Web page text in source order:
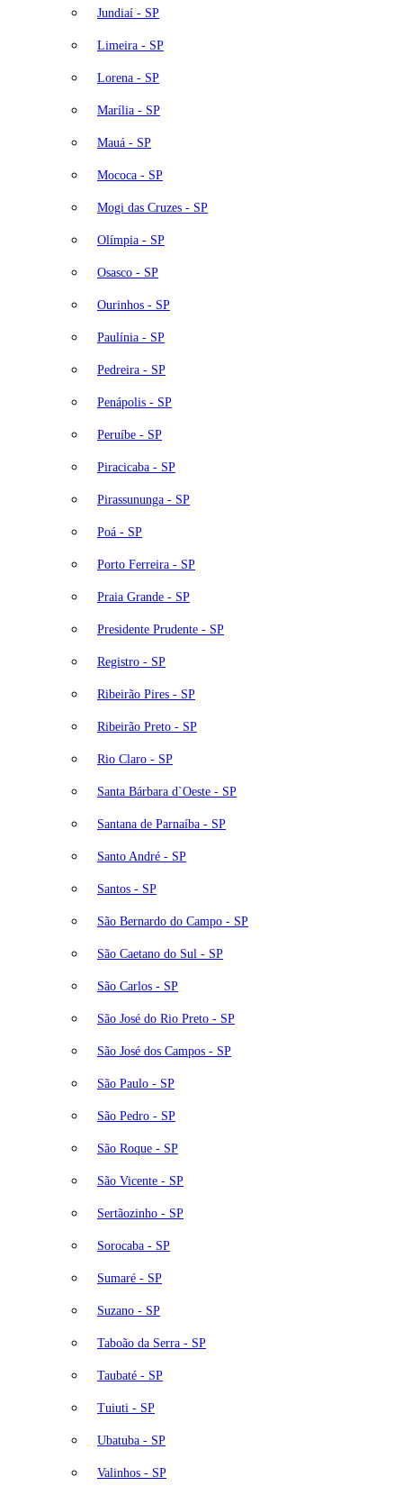
Jundiaí - SP
Limeira - SP
Lorena - SP
Marília - SP
Mauá - SP
Mococa - SP
Mogi das Cruzes - SP
Olímpia - SP
Osasco - SP
Ourinhos - SP
Paulínia - SP
Pedreira - SP
Penápolis - SP
Peruíbe - SP
Piracicaba - SP
Pirassununga - SP
Poá - SP
Porto Ferreira - SP
Praia Grande - SP
Presidente Prudente - SP
Registro - SP
Ribeirão Pires - SP
Ribeirão Preto - SP
Rio Claro - SP
Santa Bárbara d`Oeste - SP
Santana de Parnaíba - SP
Santo André - SP
Santos - SP
São Bernardo do Campo - SP
São Caetano do Sul - SP
São Carlos - SP
São José do Rio Preto - SP
São José dos Campos - SP
São Paulo - SP
São Pedro - SP
São Roque - SP
São Vicente - SP
Sertãozinho - SP
Sorocaba - SP
Sumaré - SP
Suzano - SP
Taboão da Serra - SP
Taubaté - SP
Tuiuti - SP
Ubatuba - SP
Valinhos - SP